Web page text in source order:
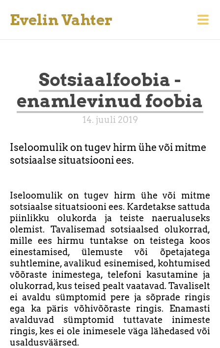
Evelin Vahter
Sotsiaalfoobia -
enamlevinud foobia
14. juuli 2019
Iseloomulik on tugev hirm ühe või mitme
sotsiaalse situatsiooni ees.
Iseloomulik on tugev hirm ühe või mitme
sotsiaalse situatsiooni ees. Kardetakse sattuda
piinlikku olukorda ja teiste naerualuseks
olemist. Tavalisemad sotsiaalsed olukorrad,
mille ees hirmu tuntakse on teistega koos
einestamised, ülemuste või õpetajatega
suhtlemine, avalikud esinemised, kohtumised
võõraste inimestega, telefoni kasutamine ja
olukorrad, kus teised pealt vaatavad. Tavaliselt
ei avaldu sümptomid pere ja sõprade ringis
ega ka päris võhivõõraste ringis. Enamasti
avalduvad sümptomid tuttavate inimeste
ringis, kes ei ole inimesele väga lähedased või
usaldusväärsed.